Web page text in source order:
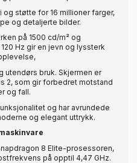
støtte for 16 millioner farger,
og detaljerte bilder.
på 1500 cd/m² og
Hz gir en jevn og lyssterk
utendørs bruk. Skjermen er
2, som gir forbedret motstand
og fall.
og har avrundede
og elegant uttrykk.
8 Elite-prosessoren,
på opptil 4,47 GHz.